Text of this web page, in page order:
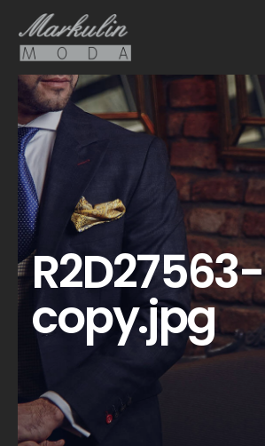
R2D27563-
copy.jpg